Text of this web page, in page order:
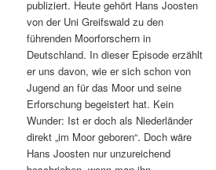
s
p
r
l
t
s
publiziert. Heute gehört Hans Joosten
von der Uni Greifswald zu den
führenden Moorforschern in
Deutschland. In dieser Episode erzählt
er uns davon, wie er sich schon von
Jugend an für das Moor und seine
Erforschung begeistert hat. Kein
Wunder: Ist er doch als Niederländer
direkt „im Moor geboren“. Doch wäre
Hans Joosten nur unzureichend